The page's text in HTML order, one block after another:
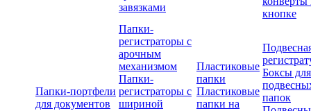
завязками
кнопке
Папки-портфели
для документов
Папки-
регистраторы с
арочным
механизмом
Папки-
регистраторы с
шириной
Пластиковые
папки
Пластиковые
папки на
Боксы для
папок